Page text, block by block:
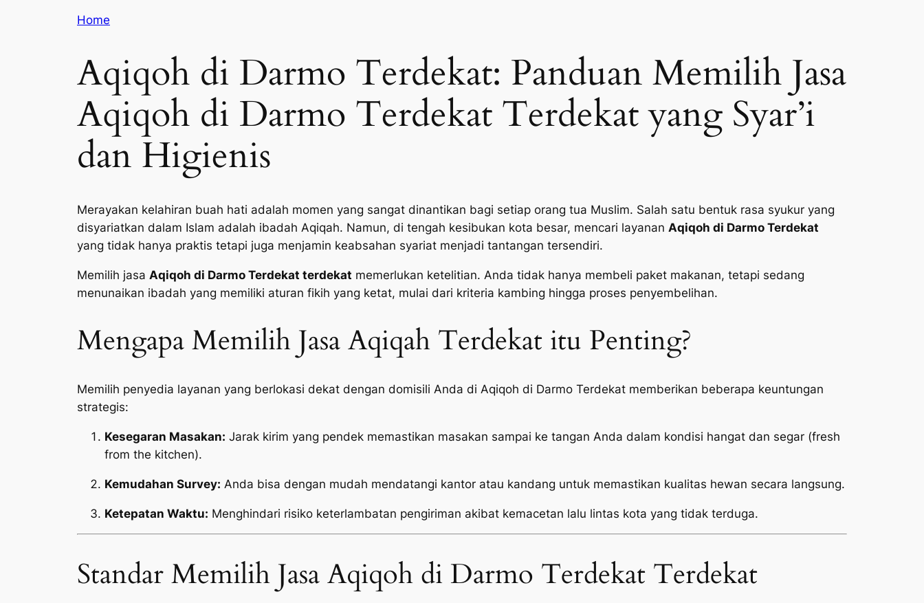
Home
Aqiqoh di Darmo Terdekat: Panduan Memilih Jasa
Aqiqoh di Darmo Terdekat Terdekat yang Syar’i
dan Higienis
Merayakan kelahiran buah hati adalah momen yang sangat dinantikan bagi setiap orang tua Muslim. Salah satu bentuk rasa syukur yang
disyariatkan dalam Islam adalah ibadah Aqiqah. Namun, di tengah kesibukan kota besar, mencari layanan Aqiqoh di Darmo Terdekat
yang tidak hanya praktis tetapi juga menjamin keabsahan syariat menjadi tantangan tersendiri.
Memilih jasa Aqiqoh di Darmo Terdekat terdekat memerlukan ketelitian. Anda tidak hanya membeli paket makanan, tetapi sedang
menunaikan ibadah yang memiliki aturan fikih yang ketat, mulai dari kriteria kambing hingga proses penyembelihan.
Mengapa Memilih Jasa Aqiqah Terdekat itu Penting?
Memilih penyedia layanan yang berlokasi dekat dengan domisili Anda di Aqiqoh di Darmo Terdekat memberikan beberapa keuntungan
strategis:
Kesegaran Masakan: Jarak kirim yang pendek memastikan masakan sampai ke tangan Anda dalam kondisi hangat dan segar (fresh
from the kitchen).
Kemudahan Survey: Anda bisa dengan mudah mendatangi kantor atau kandang untuk memastikan kualitas hewan secara langsung.
Ketepatan Waktu: Menghindari risiko keterlambatan pengiriman akibat kemacetan lalu lintas kota yang tidak terduga.
Standar Memilih Jasa Aqiqoh di Darmo Terdekat Terdekat